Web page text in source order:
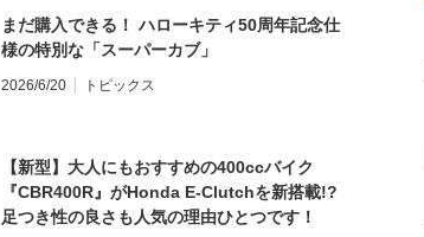
まだ購入できる！ ハローキティ50周年記念仕
様の特別な「スーパーカブ」
2026/6/20 トピックス
【新型】大人にもおすすめの400ccバイク
『CBR400R』がHonda E-Clutchを新搭載!?
足つき性の良さも人気の理由ひとつです！